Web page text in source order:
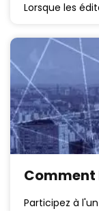
Lorsque les
Participez à